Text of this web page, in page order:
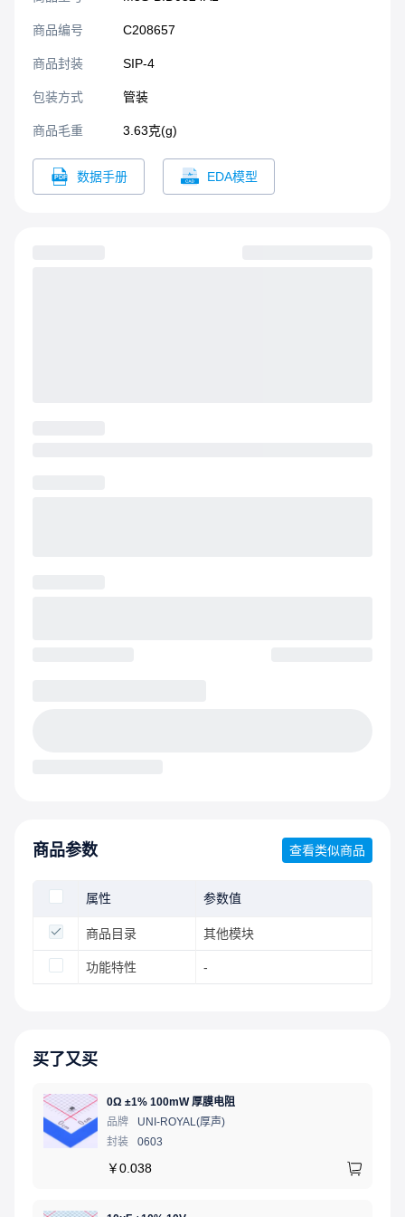
商品编号 C208657
商品封装 SIP-4​
包装方式 管装
商品毛重 3.63克(g)
数据手册 EDA模型
商品参数 查看类似商品
属性 参数值
商品目录 其他模块
功能特性 -
买了又买
0Ω ±1% 100mW 厚膜电阻
品牌
UNI-ROYAL(厚声)
封装
0603
￥0.038